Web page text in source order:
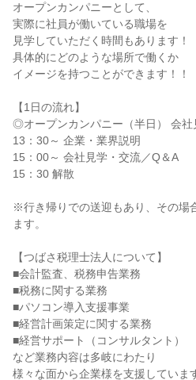
オープンカンパニーとして、
実際に社員が働いている職場を
見学していただく時間もあります！
具体的にどのような場所で働くか
イメージを持つことができます！！
【1日の流れ】
◎オープンカンパニー（半日） 会社
13：30～ 企業・業界説明
15：00～ 会社見学・交流／Q＆A
15：30 解散
※行き帰りでの送迎もあり、その場
ます。
【つばさ税理士法人について】
■会計監査、税務申告業務
■税務に関する業務
■パソコン導入支援事業
■経営計画策定に関する業務
■経営サポート（コンサルタント）
など業務内容は多岐にわたり
様々な面から企業様を支援していま